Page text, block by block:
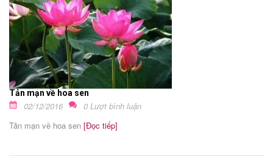
Tản mạn về hoa sen
02/12/2016
0 Lượt bình luận
Tản mạn về hoa sen [Đọc tiếp]